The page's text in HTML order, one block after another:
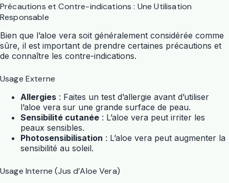
Précautions et Contre-indications : Une Utilisation
Responsable
Bien que l’aloe vera soit généralement considérée comme
sûre, il est important de prendre certaines précautions et
de connaître les contre-indications.
Usage Externe
Allergies : Faites un test d’allergie avant d’utiliser
l’aloe vera sur une grande surface de peau.
Sensibilité cutanée : L’aloe vera peut irriter les
peaux sensibles.
Photosensibilisation : L’aloe vera peut augmenter la
sensibilité au soleil.
Usage Interne (Jus d’Aloe Vera)